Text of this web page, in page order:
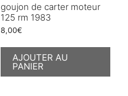
goujon de carter moteur
125 rm 1983
8,00€
AJOUTER AU
PANIER